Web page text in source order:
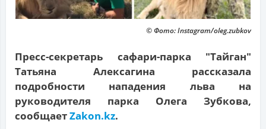
© Фото: Instagram/oleg.zubkov
Пресс-секретарь сафари-парка "Тайган"
Татьяна Алексагина рассказала
подробности нападения льва на
руководителя парка Олега Зубкова,
сообщаетZakon.kz.